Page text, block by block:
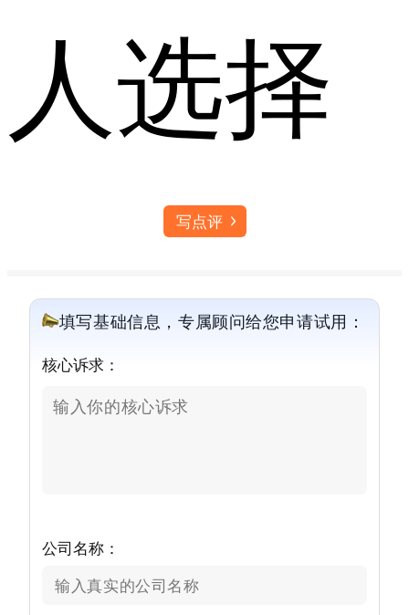
人选择
写点评
填写基础信息，专属顾问给您申请试用：
核心诉求：
公司名称：